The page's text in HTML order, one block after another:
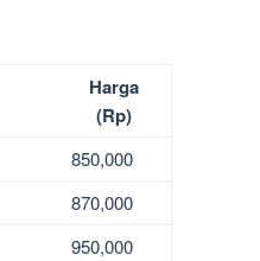
Harga
(Rp)
850,000
870,000
950,000